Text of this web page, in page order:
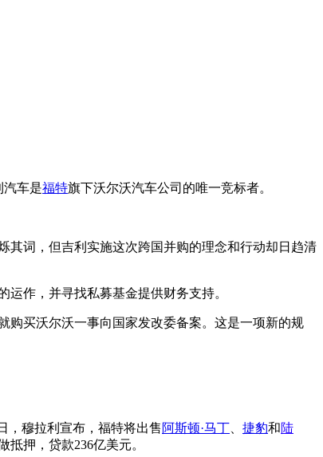
汽车是福特旗下沃尔沃汽车公司的唯一竞标者。
其词，但吉利实施这次跨国并购的理念和行动却日趋清
作，并寻找私募基金提供财务支持。
购买沃尔沃一事向国家发改委备案。这是一项新的规
，穆拉利宣布，福特将出售 阿斯顿·马丁 捷豹和陆
押，贷款236亿美元。